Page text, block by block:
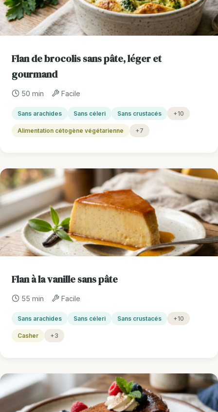
Flan de brocolis sans pâte, léger et
gourmand
50 min Facile
Sans arachides Sans céleri Sans crustacés +10
Alimentation cétogène végétarienne +7
Flan à la vanille sans pâte
55 min Facile
Sans arachides Sans céleri Sans crustacés +10
Casher +3